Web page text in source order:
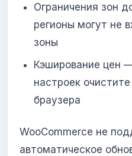
Ограничения зон
регионы могут не
зоны
Кэширование цен
настроек
браузера
WooCommerce не
автоматическое